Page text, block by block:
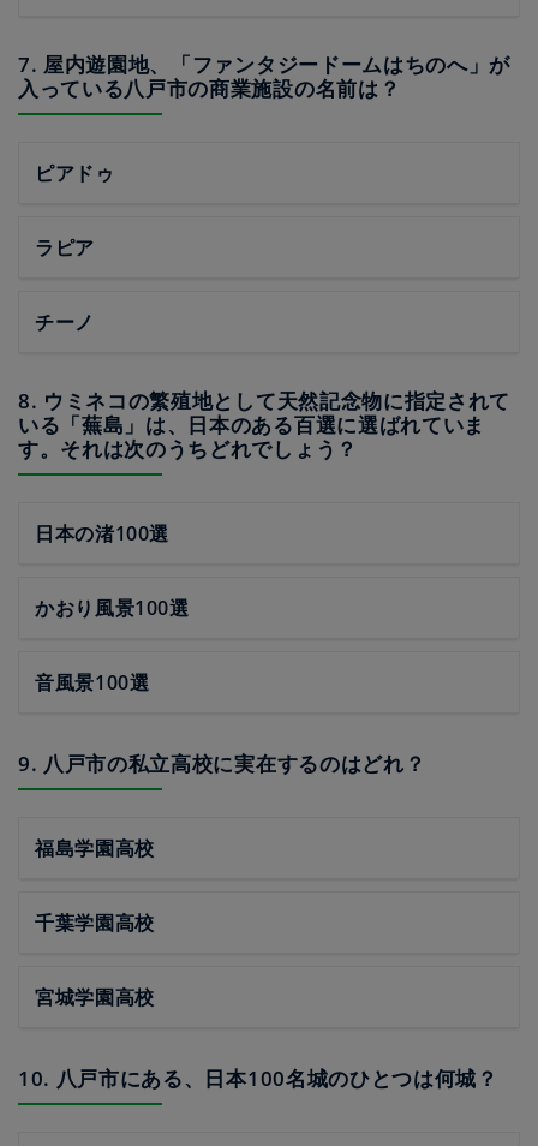
7. 屋内遊園地、「ファンタジードームはちのへ」が
入っている八戸市の商業施設の名前は？
ピアドゥ
ラピア
チーノ
8. ウミネコの繁殖地として天然記念物に指定されて
いる「蕪島」は、日本のある百選に選ばれていま
す。それは次のうちどれでしょう？
日本の渚100選
かおり風景100選
音風景100選
9. 八戸市の私立高校に実在するのはどれ？
福島学園高校
千葉学園高校
宮城学園高校
10. 八戸市にある、日本100名城のひとつは何城？